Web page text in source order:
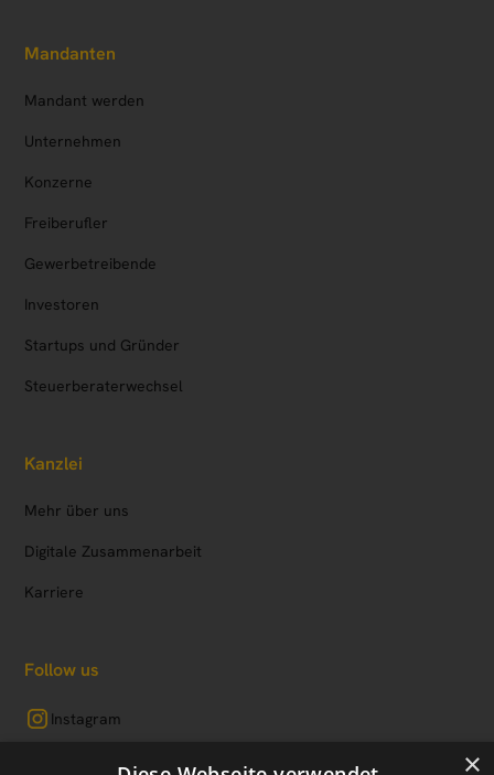
Mandanten
Mandant werden
Unternehmen
Konzerne
Freiberufler
Gewerbetreibende
Investoren
Startups und Gründer
Steuerberaterwechsel
Kanzlei
Mehr über uns
Digitale Zusammenarbeit
Karriere
Follow us
Instagram
×